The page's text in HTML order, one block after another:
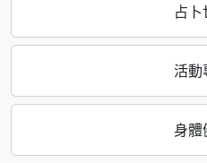
占卜
活動
身體